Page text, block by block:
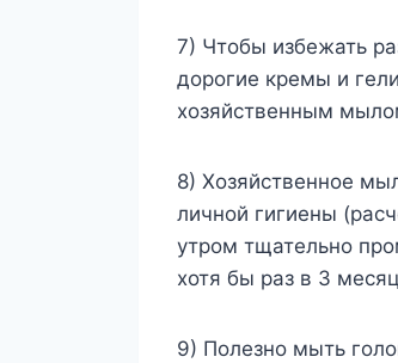
7) Чтобы избежать
дорогие кремы и
хозяйственным
8) Хозяйственное
личной гигиены
утром тщательно
хотя бы раз в 3
9) Полезно мыть